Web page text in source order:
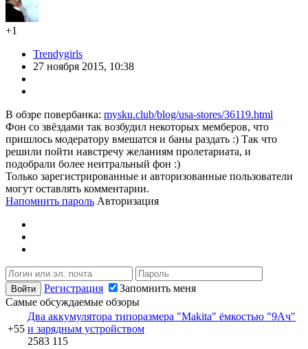
+1
Trendygirls
27 ноября 2015, 10:38
В обзре повербанка: mysku.club/blog/usa-stores/36119.html
Фон со звёздами так возбудил некоторых мемберов, что
пришлось модератору вмешатся и баны раздать :) Так что
решили пойти навстречу желаниям пролетариата, и
подобрали более неитральный фон :)
Только зарегистрированные и авторизованные пользователи
могут оставлять комментарии.
Напомнить пароль Авторизация
Регистрация
Запомнить меня
Самые обсуждаемые обзоры
+55
Два аккумулятора типоразмера "Makita" ёмкостью "9Ач"
и зарядным устройством
2583 115